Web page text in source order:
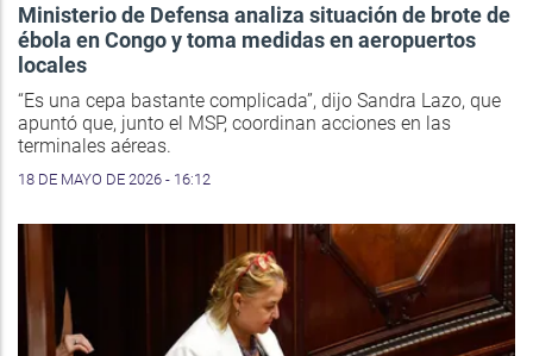
Ministerio de Defensa analiza situación de brote de
ébola en Congo y toma medidas en aeropuertos
locales
“Es una cepa bastante complicada”, dijo Sandra Lazo, que
apuntó que, junto el MSP, coordinan acciones en las
terminales aéreas.
18 DE MAYO DE 2026 - 16:12